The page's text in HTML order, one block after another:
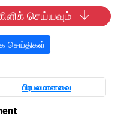
செய்யவும்
செய்திகள்
பிரபலமானவை